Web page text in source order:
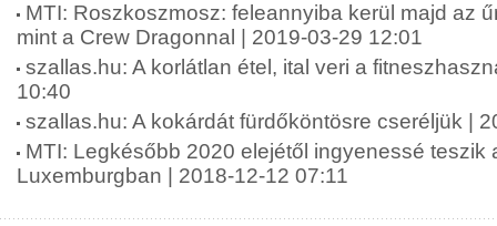
MTI: Roszkoszmosz: feleannyiba kerül majd az
mint a Crew Dragonnal | 2019-03-29 12:01
szallas.hu: A korlátlan étel, ital veri a
10:40
szallas.hu: A kokárdát fürdőköntösre cseréljük |
MTI: Legkésőbb 2020 elejétől ingyenessé teszik
Luxemburgban | 2018-12-12 07:11